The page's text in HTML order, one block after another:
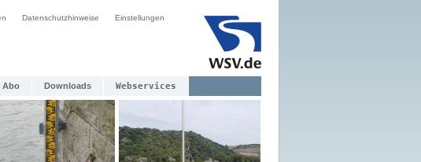
Datenschutzhinweise Einstellungen
Abo Downloads Webservices